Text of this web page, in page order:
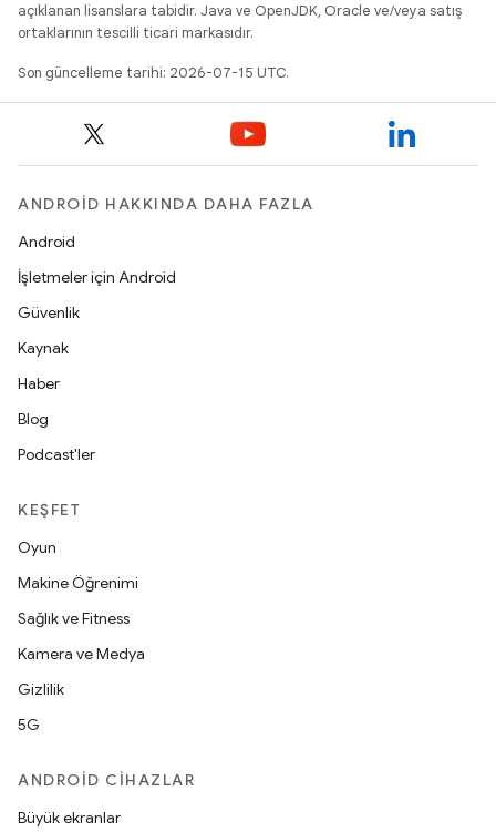
açıklanan lisanslara tabidir. Java ve OpenJDK, Oracle ve/veya satış
ortaklarının tescilli ticari markasıdır.
Son güncelleme tarihi: 2026-07-15 UTC.
ANDROID HAKKINDA DAHA FAZLA
Android
İşletmeler için Android
Güvenlik
Kaynak
Haber
Blog
Podcast'ler
KEŞFET
Oyun
Makine Öğrenimi
Sağlık ve Fitness
Kamera ve Medya
Gizlilik
5G
ANDROID CIHAZLAR
Büyük ekranlar